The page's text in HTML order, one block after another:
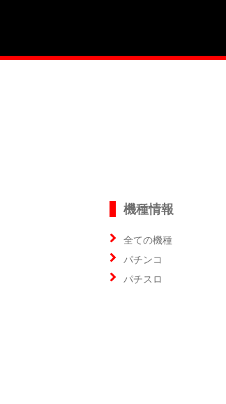
機種情報
全ての機種
パチンコ
パチスロ